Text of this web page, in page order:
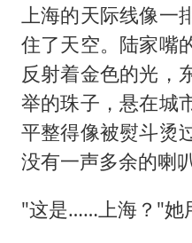
上海的天际线像一
住了天空。陆家嘴
反射着金色的光，
举的珠子，悬在城
平整得像被熨斗烫
没有一声多余的喇叭
"这是……上海？"她